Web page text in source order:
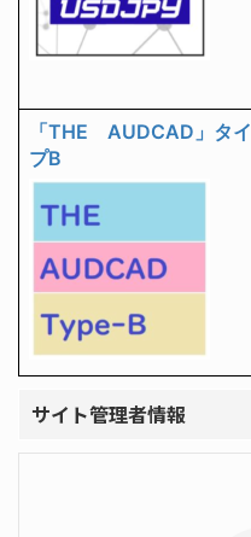
「THE AUDCAD」タイ
プB
サイト管理者情報